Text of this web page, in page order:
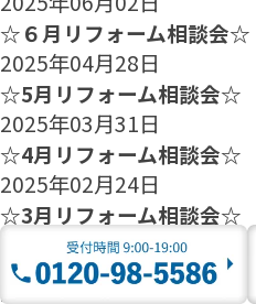
☆６月リフォーム相談会☆
2025年04月28日
☆5月リフォーム相談会☆
2025年03月31日
☆4月リフォーム相談会☆
2025年02月24日
☆3月リフォーム相談会☆
2025年01月27日
☆2月のリフォーム相談